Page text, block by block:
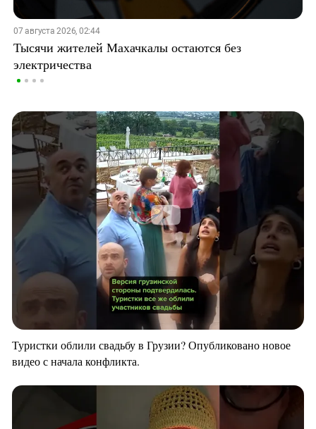
07 августа 2026, 02:44
Тысячи жителей Махачкалы остаются без
электричества
Туристки облили свадьбу в Грузии? Опубликовано новое
видео с начала конфликта.